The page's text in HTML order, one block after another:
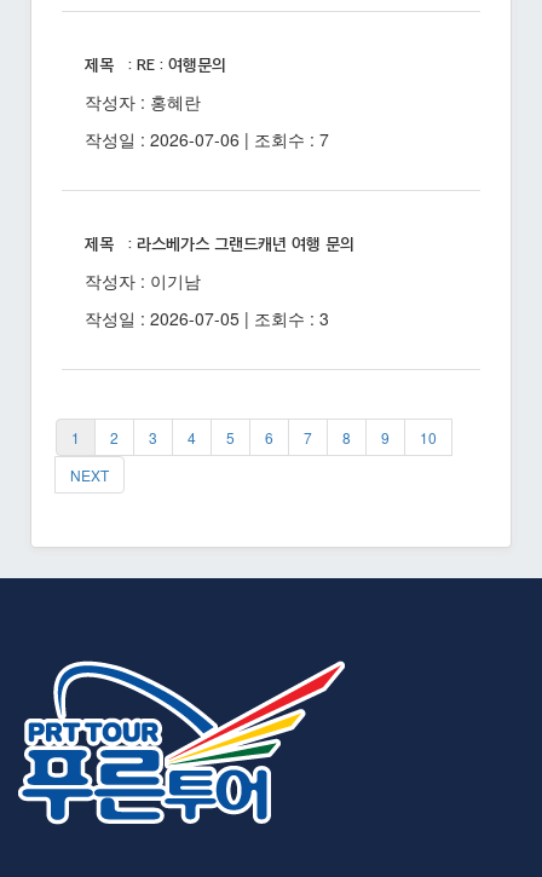
제목 : RE : 여행문의
작성자 : 홍혜란
작성일 : 2026-07-06 | 조회수 : 7
제목 : 라스베가스 그랜드캐년 여행 문의
작성자 : 이기남
작성일 : 2026-07-05 | 조회수 : 3
1 2 3 4 5 6 7 8 9
10
NEXT